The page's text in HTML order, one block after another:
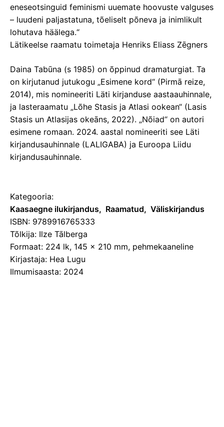
eneseotsinguid feminismi uuemate hoovuste valguses
– luudeni paljastatuna, tõeliselt põneva ja inimlikult
lohutava häälega.“
Lätikeelse raamatu toimetaja Henriks Eliass Zēgners
Daina Tabūna (s 1985) on õppinud dramaturgiat. Ta
on kirjutanud jutukogu „Esimene kord“ (Pirmā reize,
2014), mis nomineeriti Läti kirjanduse aastaauhinnale,
ja lasteraamatu „Lõhe Stasis ja Atlasi ookean“ (Lasis
Stasis un Atlasijas okeāns, 2022). „Nõiad“ on autori
esimene romaan. 2024. aastal nomineeriti see Läti
kirjandusauhinnale (LALIGABA) ja Euroopa Liidu
kirjandusauhinnale.
Kategooria:
Kaasaegne ilukirjandus
Raamatud
Väliskirjandus
ISBN: 9789916765333
Tõlkija: Ilze Tālberga
Formaat: 224 lk, 145 x 210 mm, pehmekaaneline
Kirjastaja: Hea Lugu
Ilmumisaasta: 2024